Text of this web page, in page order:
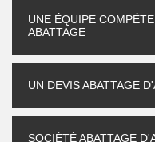
UNE ÉQUIPE
ABATTAGE
UN DEVIS ABATTAGE
SOCIÉTÉ ABATTAGE